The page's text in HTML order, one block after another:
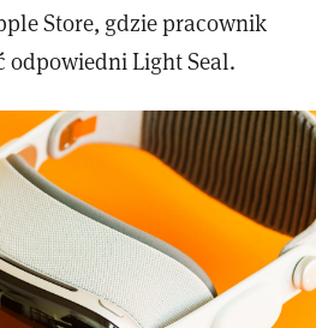
Store, gdzie pracownik
odpowiedni Light Seal.